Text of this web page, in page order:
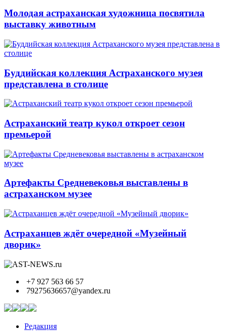
Молодая астраханская художница посвятила
выставку животным
Буддийская коллекция Астраханского музея
представлена в столице
Астраханский театр кукол откроет сезон
премьерой
Артефакты Средневековья выставлены в
астраханском музее
Астраханцев ждёт очередной «Музейный
дворик»
+7 927 563 66 57
79275636657@yandex.ru
Редакция